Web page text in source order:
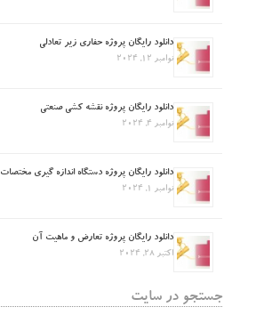
دانلود رایگان پروژه حفاری زیر تعادلی
نوامبر 12, 2024
دانلود رایگان پروژه نقشه کشی صنعتی
نوامبر 4, 2024
دانلود رایگان پروژه دستگاه اندازه گیری مختصات CMM
نوامبر 1, 2024
دانلود رایگان پروژه تعارض و ماهیت آن
اکتبر 28, 2024
جستجو در سایت